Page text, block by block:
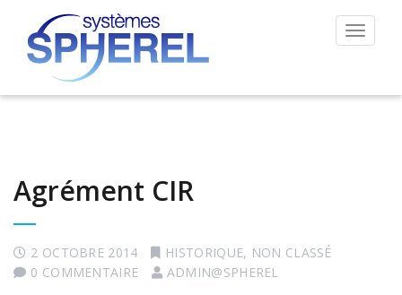
Agrément CIR
2 OCTOBRE 2014 HISTORIQUE, NON CLASSÉ
0 COMMENTAIRE
ADMIN@SPHEREL